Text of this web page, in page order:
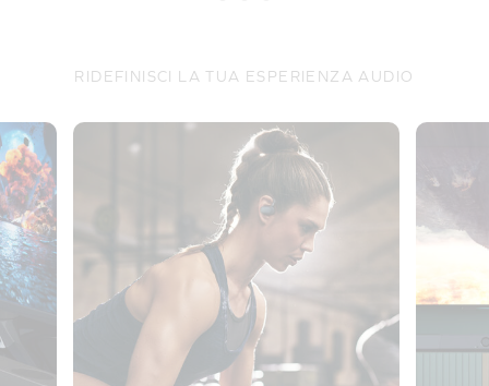
RIDEFINISCI LA TUA ESPERIENZA AUDIO